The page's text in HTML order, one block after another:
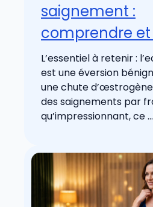
saignement :
comprendre
L’essentiel à retenir :
est une éversion
une chute
des saignements par
qu’impressionnant, ce ...